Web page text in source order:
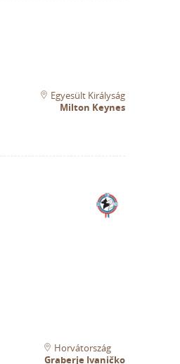
Egyesült Királyság
Milton Keynes
Horvátország
Graberje Ivaničko